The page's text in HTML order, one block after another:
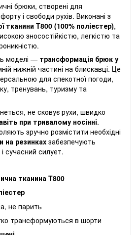
брюки, створені для
і свободи рухів. Виконані з
тканини T800 (100% поліестер),
зносостійкістю, легкістю та
моделі — трансформація брюк у
нижній частині на блискавці. Це
для спекотної погоди,
тренувань, туризму та
не сковує рухи, швидко
при тривалому носінні.
зручно розмістити необхідні
на резинках забезпечують
сучасний силует.
тканина T800
не парить
трансформуються в шорти